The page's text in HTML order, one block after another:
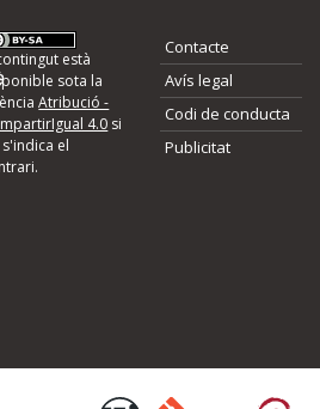
nos millores o
proposar alguna millora, ompliu els
o l'error del qual voleu informar-
*
està
sota la
Atribució -
4.0 si
el
Contacte
Avís legal
Codi de conducta
Publicitat